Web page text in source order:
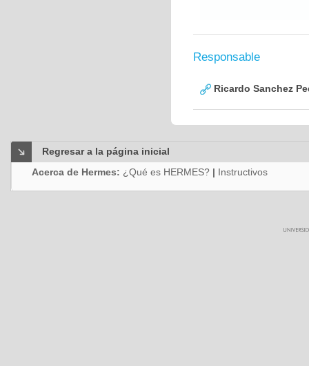
Responsable
Ricardo Sanchez
Regresar a la página inicial
Acerca de Hermes: ¿Qué es HERMES? | Instructivos